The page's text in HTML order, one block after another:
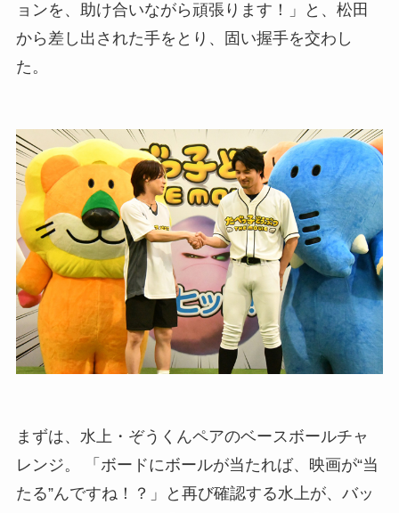
ョンを、助け合いながら頑張ります！」と、松田
から差し出された手をとり、固い握手を交わし
た。
まずは、水上・ぞうくんペアのベースボールチャ
レンジ。 「ボードにボールが当たれば、映画が“当
たる”んですね！？」と再び確認する水上が、バッ